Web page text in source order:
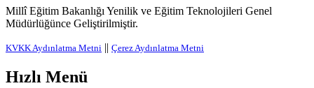
Millî Eğitim Bakanlığı Yenilik ve Eğitim Teknolojileri Genel
Müdürlüğünce Geliştirilmiştir.
KVKK Aydınlatma Metni || Çerez Aydınlatma Metni
Hızlı Menü